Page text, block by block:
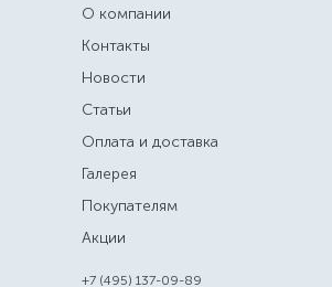
О компании
Контакты
Новости
Статьи
Оплата и доставка
Галерея
Покупателям
Акции
+7 (495) 137-09-89